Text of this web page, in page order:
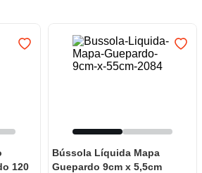
120
Bússola Líquida Mapa
Guepardo 9cm x 5,5cm